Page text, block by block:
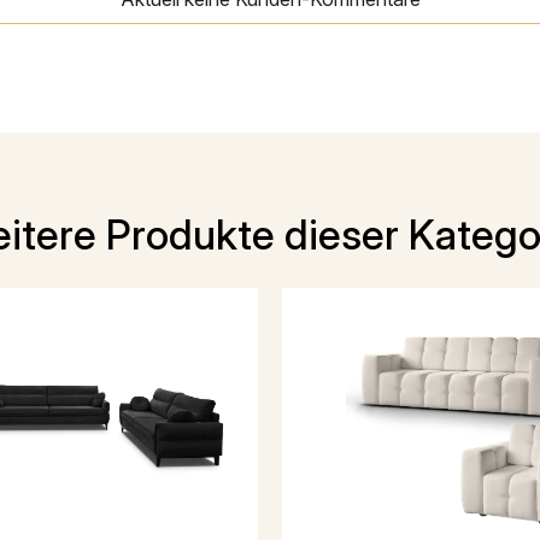
Produkte dieser